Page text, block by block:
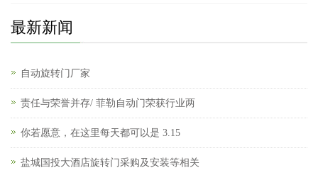
最新新闻
自动旋转门厂家
责任与荣誉并存/ 菲勒自动门荣获行业两
你若愿意，在这里每天都可以是 3.15
盐城国投大酒店旋转门采购及安装等相关